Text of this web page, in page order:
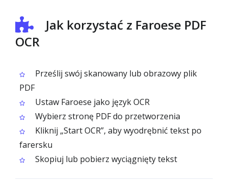
Jak korzystać z Faroese PDF
OCR
Prześlij swój skanowany lub obrazowy plik
PDF
Ustaw Faroese jako język OCR
Wybierz stronę PDF do przetworzenia
Kliknij „Start OCR”, aby wyodrębnić tekst po
farersku
Skopiuj lub pobierz wyciągnięty tekst